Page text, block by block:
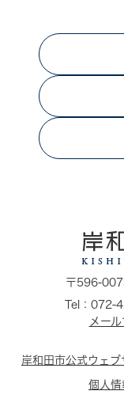
〒596-
Tel：
メー
岸和田市公式ウェブ
個人情